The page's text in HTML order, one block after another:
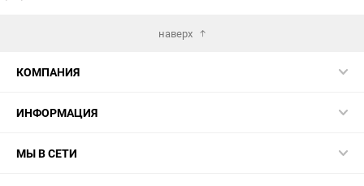
наверх
КОМПАНИЯ
ИНФОРМАЦИЯ
МЫ В СЕТИ